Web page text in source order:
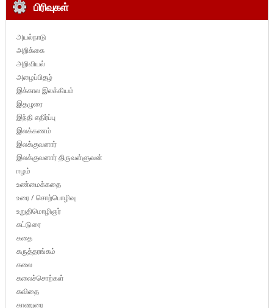
பிரிவுகள்
அயல்நாடு
அறிக்கை
அறிவியல்
அழைப்பிதழ்
இக்கால இலக்கியம்
இதழுரை
இந்தி எதிர்ப்பு
இலக்கணம்
இலக்குவனார்
இலக்குவனார் திருவள்ளுவன்
ஈழம்
உண்மைக்கதை
உரை / சொற்பொழிவு
உறுதிமொழிஞர்
கட்டுரை
கதை
கருத்தரங்கம்
கலை
கலைச்சொற்கள்
கவிதை
காணுரை